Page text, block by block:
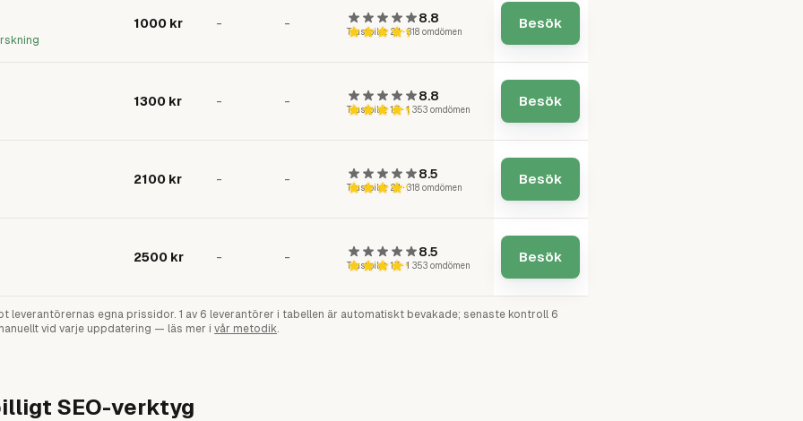
1000 kr - - 8.8
Trustpilot2,1· 318 omdömen
Besök
1300 kr - - 8.8
Trustpilot1,7· 1 353 omdömen
Besök
2100 kr - - 8.5
Trustpilot2,1· 318 omdömen
Besök
2500 kr - - 8.5
Trustpilot1,7· 1 353 omdömen
Besök
leverantörernas egna prissidor. 1 av 6 leverantörer i tabellen är automatiskt bevakade; senaste kontroll 6
vid varje uppdatering — läs mer i vår metodik.
SEO-verktyg